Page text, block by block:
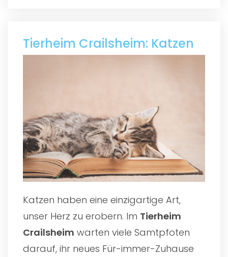
Tierheim Crailsheim: Katzen
Katzen haben eine einzigartige Art,
unser Herz zu erobern. Im Tierheim
Crailsheim warten viele Samtpfoten
darauf, ihr neues Für-immer-Zuhause